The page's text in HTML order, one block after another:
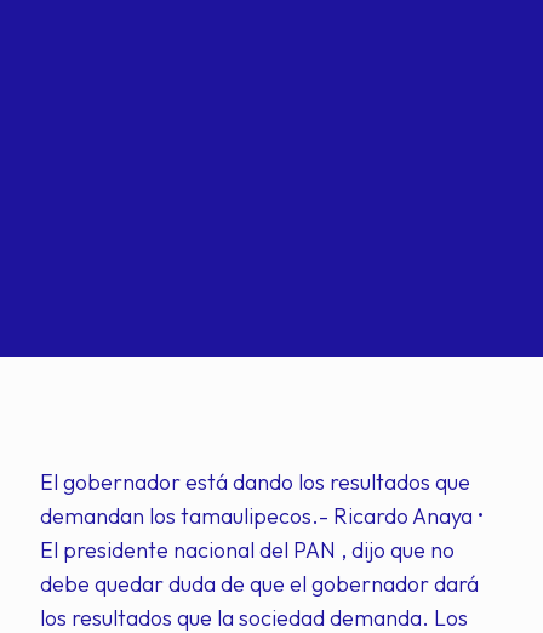
El gobernador está dando los resultados que
demandan los tamaulipecos.- Ricardo Anaya •
El presidente nacional del PAN , dijo que no
debe quedar duda de que el gobernador dará
los resultados que la sociedad demanda. Los